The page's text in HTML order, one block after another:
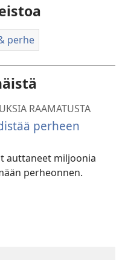
perhe
RAAMATUSTA
perheen
auttaneet miljoonia
perheonnen.